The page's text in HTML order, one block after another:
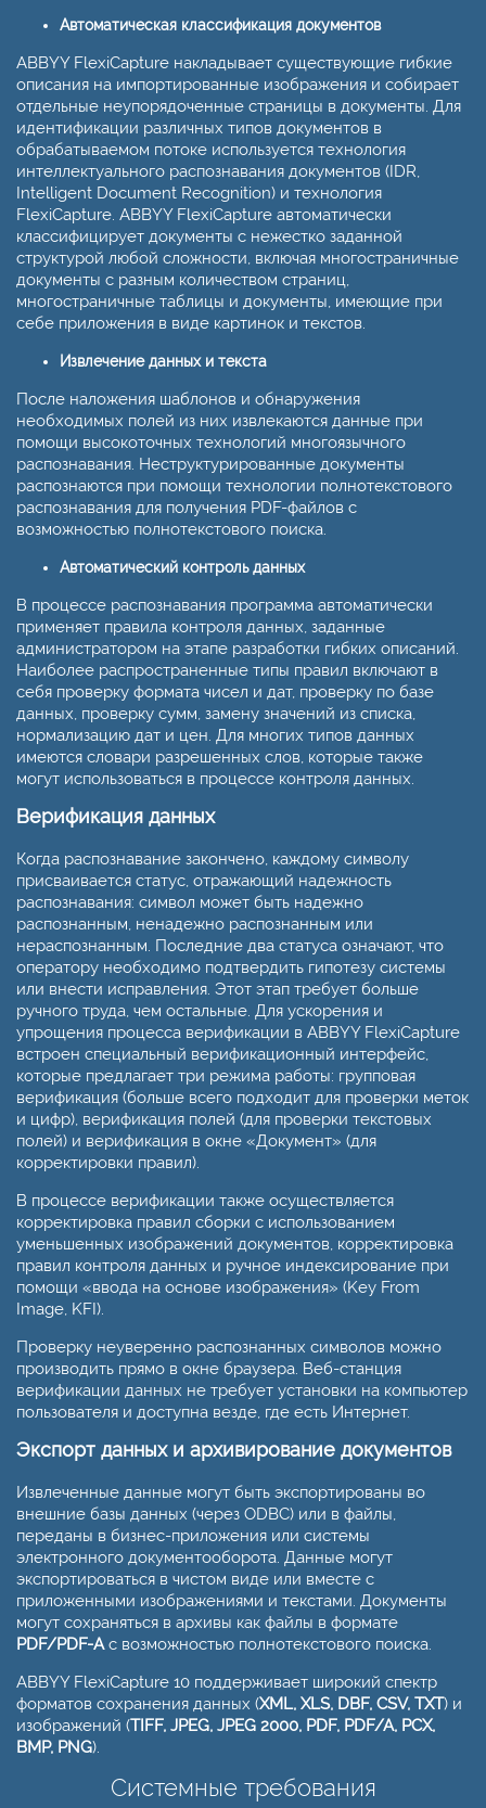
Автоматическая классификация документов
ABBYY FlexiCapture накладывает существующие гибкие
описания на импортированные изображения и собирает
отдельные неупорядоченные страницы в документы. Для
идентификации различных типов документов в
обрабатываемом потоке используется технология
интеллектуального распознавания документов (IDR,
Intelligent Document Recognition) и технология
FlexiCapture. ABBYY FlexiCapture автоматически
классифицирует документы с нежестко заданной
структурой любой сложности, включая многостраничные
документы с разным количеством страниц,
многостраничные таблицы и документы, имеющие при
себе приложения в виде картинок и текстов.
Извлечение данных и текста
После наложения шаблонов и обнаружения
необходимых полей из них извлекаются данные при
помощи высокоточных технологий многоязычного
распознавания. Неструктурированные документы
распознаются при помощи технологии полнотекстового
распознавания для получения PDF-файлов с
возможностью полнотекстового поиска.
Автоматический контроль данных
В процессе распознавания программа автоматически
применяет правила контроля данных, заданные
администратором на этапе разработки гибких описаний.
Наиболее распространенные типы правил включают в
себя проверку формата чисел и дат, проверку по базе
данных, проверку сумм, замену значений из списка,
нормализацию дат и цен. Для многих типов данных
имеются словари разрешенных слов, которые также
могут использоваться в процессе контроля данных.
Верификация данных
Когда распознавание закончено, каждому символу
присваивается статус, отражающий надежность
распознавания: символ может быть надежно
распознанным, ненадежно распознанным или
нераспознанным. Последние два статуса означают, что
оператору необходимо подтвердить гипотезу системы
или внести исправления. Этот этап требует больше
ручного труда, чем остальные. Для ускорения и
упрощения процесса верификации в ABBYY FlexiCapture
встроен специальный верификационный интерфейс,
которые предлагает три режима работы: групповая
верификация (больше всего подходит для проверки меток
и цифр), верификация полей (для проверки текстовых
полей) и верификация в окне «Документ» (для
корректировки правил).
В процессе верификации также осуществляется
корректировка правил сборки с использованием
уменьшенных изображений документов, корректировка
правил контроля данных и ручное индексирование при
помощи «ввода на основе изображения» (Key From
Image, KFI).
Проверку неуверенно распознанных символов можно
производить прямо в окне браузера. Веб-станция
верификации данных не требует установки на компьютер
пользователя и доступна везде, где есть Интернет.
Экспорт данных и архивирование документов
Извлеченные данные могут быть экспортированы во
внешние базы данных (через ODBC) или в файлы,
переданы в бизнес-приложения или системы
электронного документооборота. Данные могут
экспортироваться в чистом виде или вместе с
приложенными изображениями и текстами. Документы
могут сохраняться в архивы как файлы в формате
PDF/PDF-Aс возможностью полнотекстового поиска.
ABBYY FlexiCapture 10 поддерживает широкий спектр
форматов сохранения данных (XML, XLS, DBF, CSV, TXT) и
изображений (TIFF, JPEG, JPEG 2000, PDF, PDF/A, PCX,
BMP, PNG).
Системные требования